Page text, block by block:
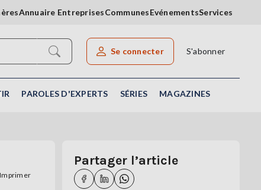
Annuaire EntreprisesCommunesEvénementsServices
Rechercher un article
Se connecter S'abonner
PAROLES D'EXPERTS SÉRIES MAGAZINES
Imprimer
Partager l’article